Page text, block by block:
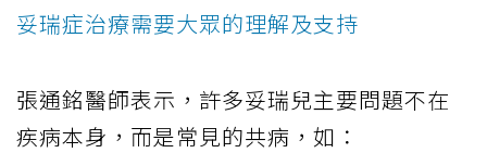
妥瑞症治療需要大眾的理解及支持
張通銘醫師表示，許多妥瑞兒主要問題不在
疾病本身，而是常見的共病，如：